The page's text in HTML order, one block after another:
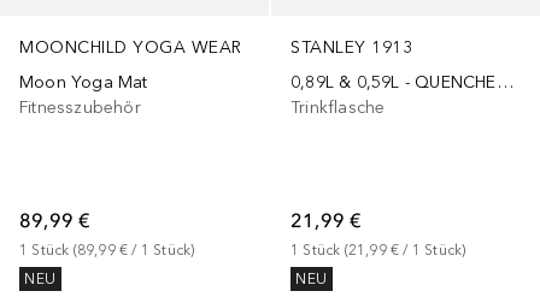
MOONCHILD YOGA WEAR
Moon Yoga Mat
Fitnesszubehör
89,99 €
1 Stück (89,99 € / 1 Stück)
NEU
STANLEY 1913
0,89L & 0,59L - QUENCHER® BOOT AND STRAW COVER SET
Trinkflasche
21,99 €
1 Stück (21,99 € / 1 Stück)
NEU
+